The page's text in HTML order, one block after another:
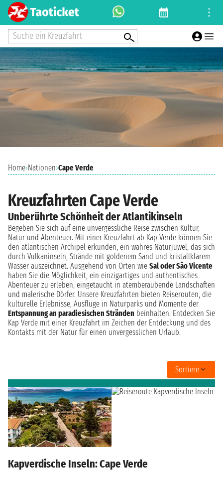
Suche ein Kreuzfahrt
Home›Nationen›Cape Verde
Kreuzfahrten Cape Verde
Unberührte Schönheit der Atlantikinseln
Begeben Sie sich auf eine unvergessliche Reise zwischen Kultur,
Natur und Abenteuer. Mit einer Kreuzfahrt ab Kap Verde können Sie
den atlantischen Archipel erkunden, ein wahres Naturjuwel, das sich
durch Vulkaninseln, Strände mit goldenem Sand und kristallklarem
Wasser auszeichnet. Ausgehend von Orten wie Sal oder São Vicente
haben Sie die Möglichkeit, ein einzigartiges und authentisches
Abenteuer zu erleben, eingetaucht in atemberaubende Landschaften
und malerische Dörfer. Unsere Kreuzfahrten bieten Reiserouten, die
kulturelle Erlebnisse, Ausflüge in Naturparks und Momente der
Entspannung an paradiesischen Stränden beinhalten. Entdecken Sie
Kap Verde mit einer Kreuzfahrt im Zeichen der Entdeckung und des
Kontakts mit der Natur für einen unvergesslichen Urlaub.
Sortiere
Kapverdische Inseln: Cape Verde